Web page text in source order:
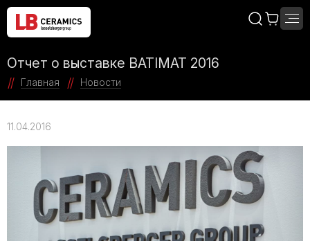
Отчет о выставке BATIMAT 2016
Главная Новости
11.04.2016